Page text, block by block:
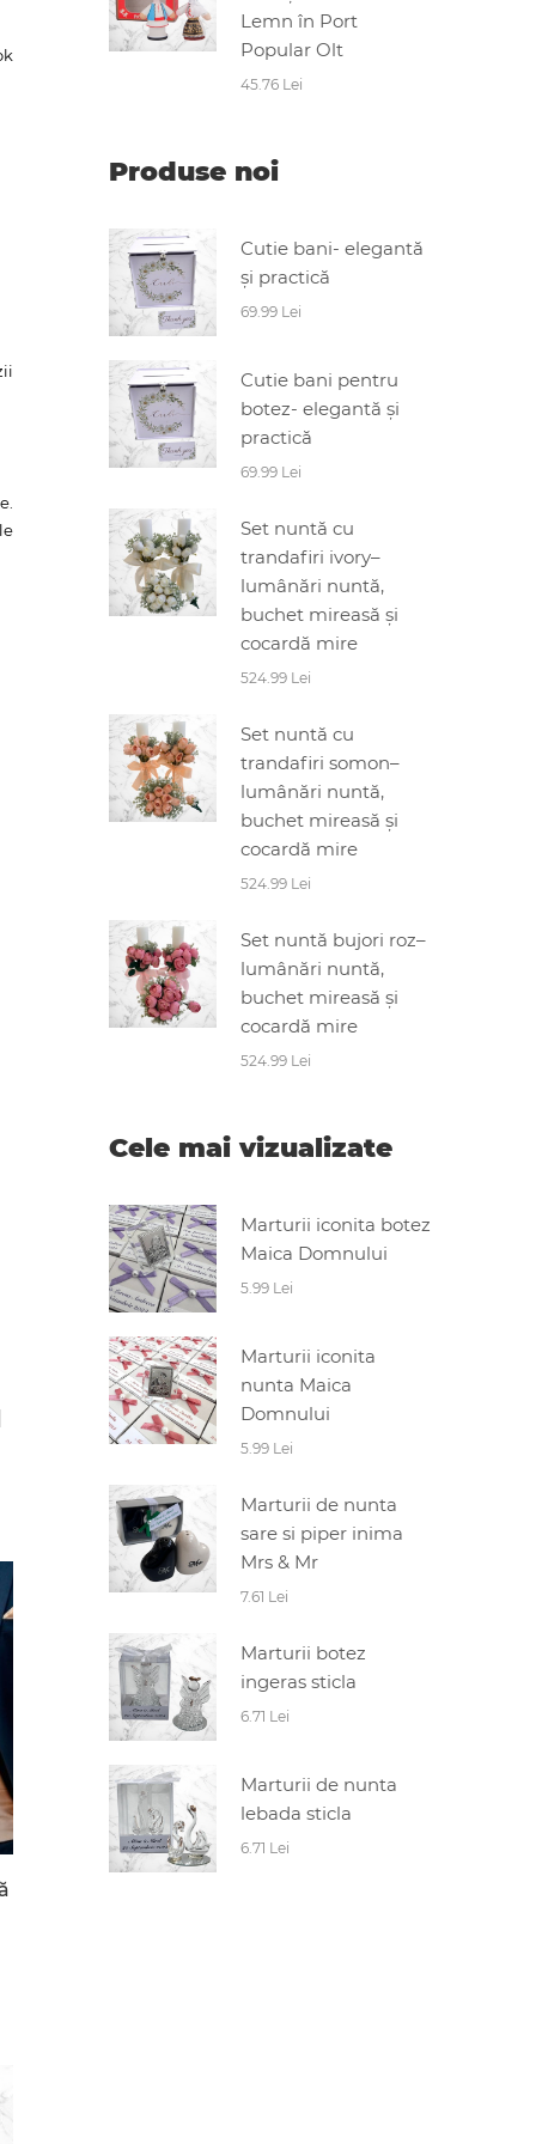
Lemn în Port
Popular Olt
45.76 Lei
Produse noi
Cutie bani- elegantă
și practică
69.99 Lei
Cutie bani pentru
botez- elegantă și
practică
69.99 Lei
Set nuntă cu
trandafiri ivory–
lumânări nuntă,
buchet mireasă și
cocardă mire
524.99 Lei
Set nuntă cu
trandafiri somon–
lumânări nuntă,
buchet mireasă și
cocardă mire
524.99 Lei
Set nuntă bujori roz–
lumânări nuntă,
buchet mireasă și
cocardă mire
524.99 Lei
Cele mai vizualizate
Marturii iconita botez
Maica Domnului
5.99 Lei
Marturii iconita
nunta Maica
Domnului
5.99 Lei
Marturii de nunta
sare si piper inima
Mrs & Mr
7.61 Lei
Marturii botez
ingeras sticla
6.71 Lei
Marturii de nunta
lebada sticla
6.71 Lei